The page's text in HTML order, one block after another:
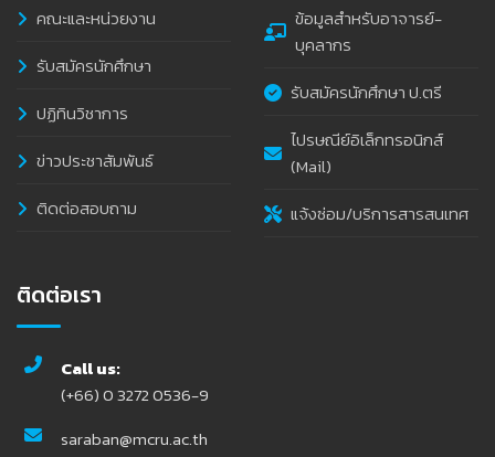
คณะและหน่วยงาน
รับสมัครนักศึกษา
ปฏิทินวิชาการ
ข่าวประชาสัมพันธ์
ติดต่อสอบถาม
ข้อมูลสำหรับอาจารย์-
บุคลากร
รับสมัครนักศึกษา ป.ตรี
ไปรษณีย์อิเล็กทรอนิกส์
(Mail)
แจ้งซ่อม/บริการสารสนเทศ
ติดต่อเรา
Call us:
(+66) 0 3272 0536-9
saraban@mcru.ac.th